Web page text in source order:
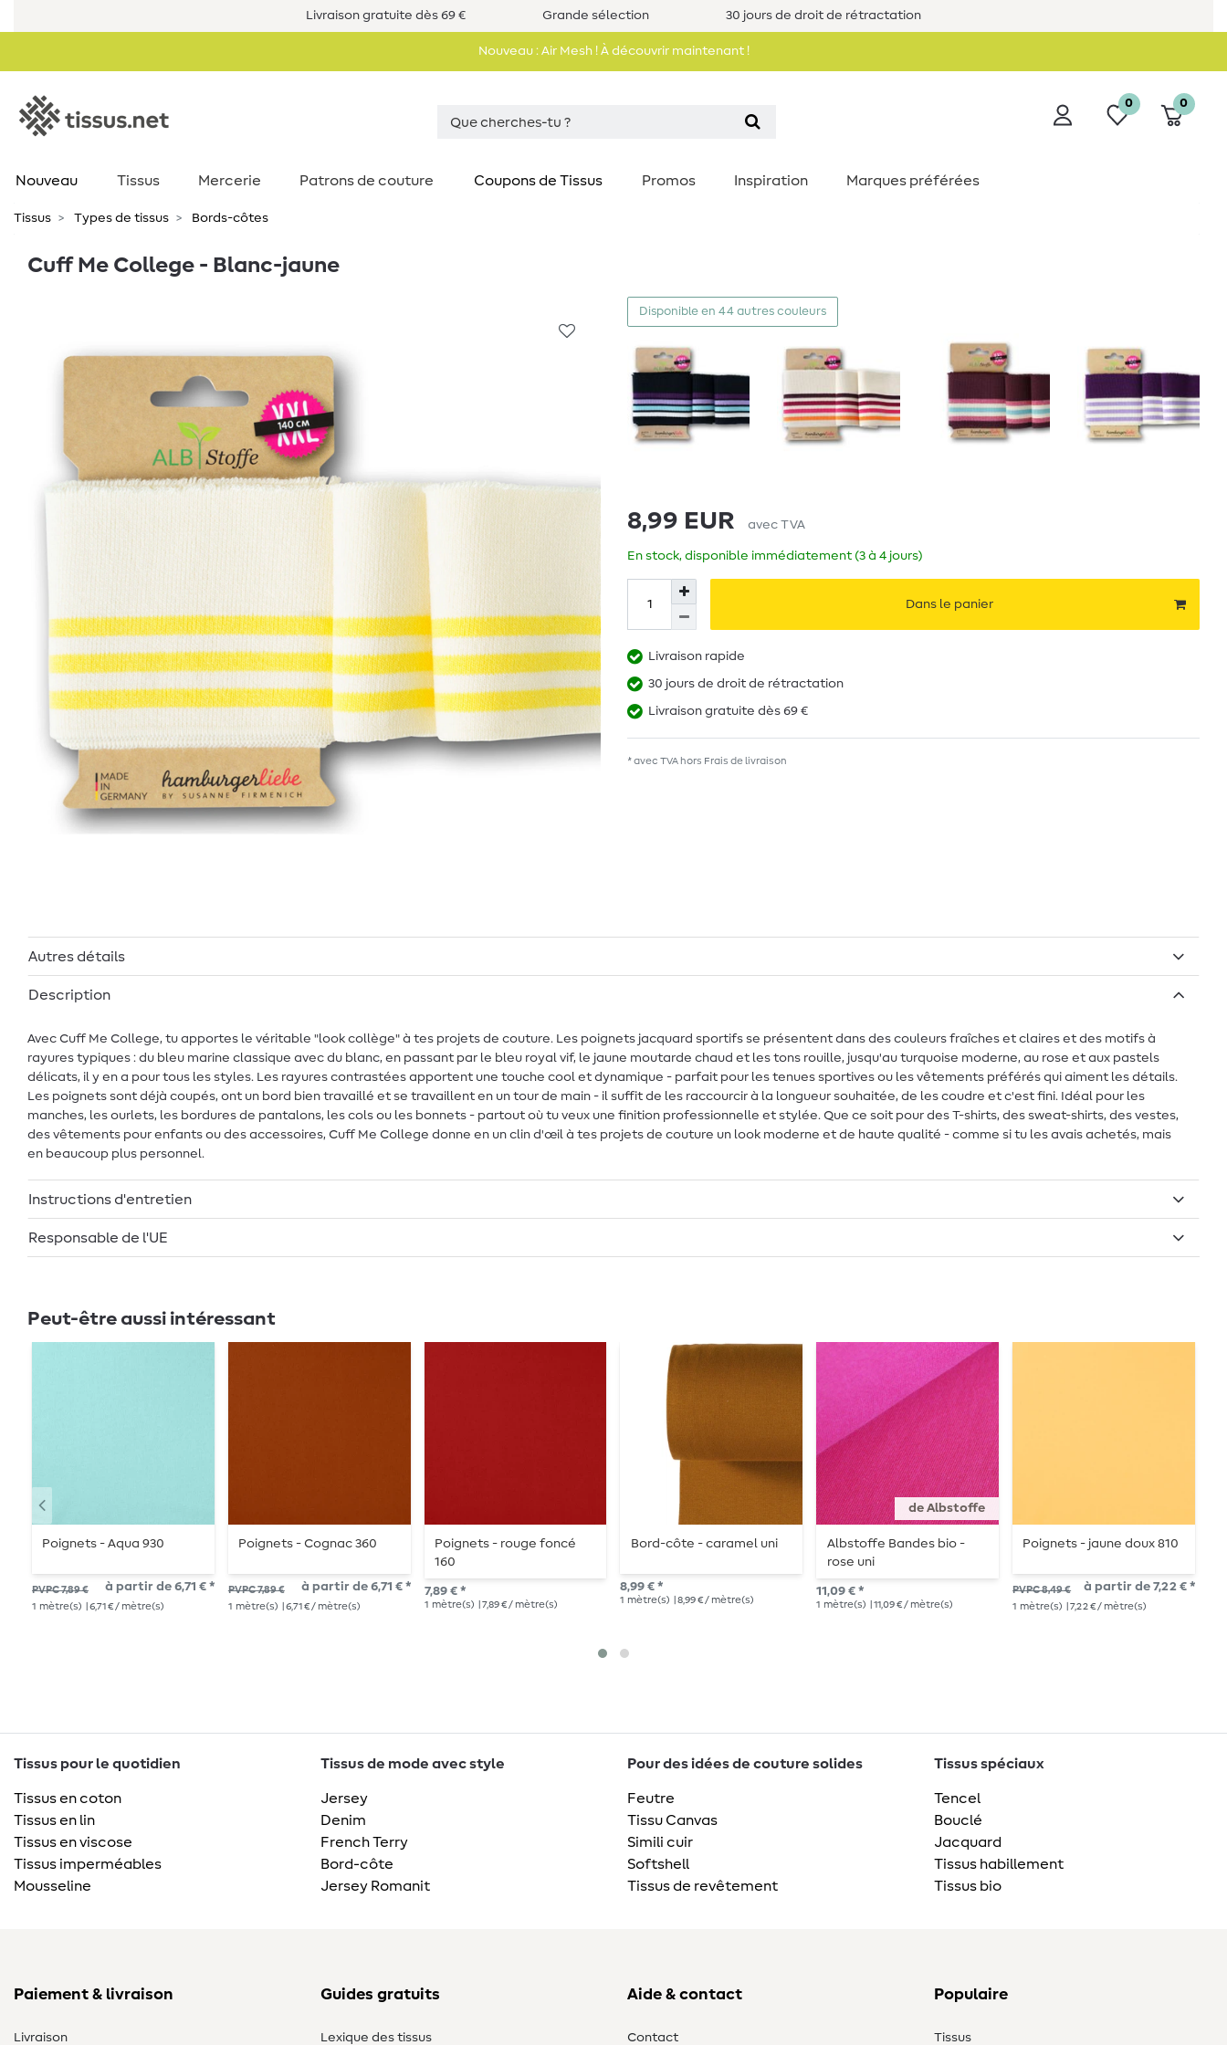
Livraison gratuite dès 69 € Grande sélection 30 jours de droit de rétractation
Nouveau : Air Mesh ! À découvrir maintenant !
0 0
Nouveau Tissus Mercerie Patrons de couture Coupons de Tissus Promos Inspiration Marques préférées
Tissus Types de tissus Bords-côtes
Cuff Me College - Blanc-jaune
Disponible en 44 autres couleurs
8,99 EUR avec TVA
En stock, disponible immédiatement (3 à 4 jours)
Dans le panier
Livraison rapide
30 jours de droit de rétractation
Livraison gratuite dès 69 €
* avec TVA hors Frais de livraison
Autres détails
Description
Avec Cuff Me College, tu apportes le véritable "look collège" à tes projets de couture. Les poignets jacquard sportifs se présentent dans des couleurs fraîches et claires et des motifs à
rayures typiques : du bleu marine classique avec du blanc, en passant par le bleu royal vif, le jaune moutarde chaud et les tons rouille, jusqu'au turquoise moderne, au rose et aux pastels
délicats, il y en a pour tous les styles. Les rayures contrastées apportent une touche cool et dynamique - parfait pour les tenues sportives ou les vêtements préférés qui aiment les détails.
Les poignets sont déjà coupés, ont un bord bien travaillé et se travaillent en un tour de main - il suffit de les raccourcir à la longueur souhaitée, de les coudre et c'est fini. Idéal pour les
manches, les ourlets, les bordures de pantalons, les cols ou les bonnets - partout où tu veux une finition professionnelle et stylée. Que ce soit pour des T-shirts, des sweat-shirts, des vestes,
des vêtements pour enfants ou des accessoires, Cuff Me College donne en un clin d'œil à tes projets de couture un look moderne et de haute qualité - comme si tu les avais achetés, mais
en beaucoup plus personnel.
Instructions d'entretien
Responsable de l'UE
Peut-être aussi intéressant
Poignets - Aqua 930
PVPC 7,89 € à partir de 6,71 € *
1 mètre(s) | 6,71 € / mètre(s)
Poignets - Cognac 360
PVPC 7,89 € à partir de 6,71 € *
1 mètre(s) | 6,71 € / mètre(s)
Poignets - rouge foncé
160
7,89 € *
1 mètre(s) | 7,89 € / mètre(s)
Bord-côte - caramel uni
8,99 € *
1 mètre(s) | 8,99 € / mètre(s)
de Albstoffe
Albstoffe Bandes bio -
rose uni
11,09 € *
1 mètre(s) | 11,09 € / mètre(s)
Poignets - jaune doux 810
PVPC 8,49 € à partir de 7,22 € *
1 mètre(s) | 7,22 € / mètre(s)
Tissus pour le quotidien
Tissus en coton
Tissus en lin
Tissus en viscose
Tissus imperméables
Mousseline
Tissus de mode avec style
Jersey
Denim
French Terry
Bord-côte
Jersey Romanit
Pour des idées de couture solides
Feutre
Tissu Canvas
Simili cuir
Softshell
Tissus de revêtement
Tissus spéciaux
Tencel
Bouclé
Jacquard
Tissus habillement
Tissus bio
Paiement & livraison
Livraison
Guides gratuits
Lexique des tissus
Aide & contact
Contact
Populaire
Tissus